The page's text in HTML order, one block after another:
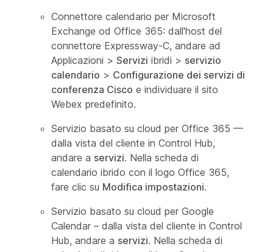
Connettore calendario per Microsoft
Exchange od Office 365: dall'host del
connettore Expressway-C, andare ad
Applicazioni > Servizi ibridi > servizio
calendario > Configurazione dei servizi di
conferenza Cisco e individuare il sito
Webex predefinito.
Servizio basato su cloud per Office 365 —
dalla vista del cliente in Control Hub,
andare a servizi. Nella scheda di
calendario ibrido con il logo Office 365,
fare clic su Modifica impostazioni.
Servizio basato su cloud per Google
Calendar – dalla vista del cliente in Control
Hub, andare a servizi. Nella scheda di